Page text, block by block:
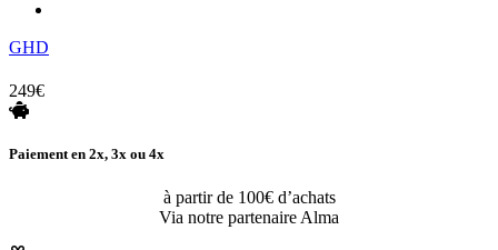
GHD
249€
Paiement en 2x, 3x ou 4x
à partir de 100€ d’achats
Via notre partenaire Alma